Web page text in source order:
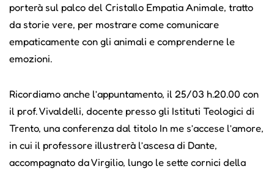
porterà sul palco del Cristallo Empatia Animale, tratto
da storie vere, per mostrare come comunicare
empaticamente con gli animali e comprenderne le
emozioni.
Ricordiamo anche l’appuntamento, il 25/03 h.20.00 con
il prof. Vivaldelli, docente presso gli Istituti Teologici di
Trento, una conferenza dal titolo In me s’accese l’amore,
in cui il professore illustrerà l’ascesa di Dante,
accompagnato da Virgilio, lungo le sette cornici della